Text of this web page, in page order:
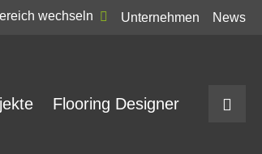
wechseln Unternehmen News
Flooring Designer